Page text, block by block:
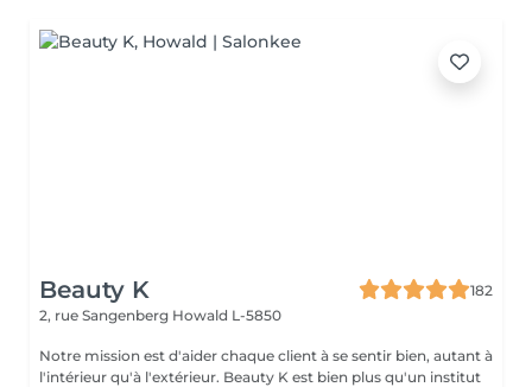
Beauty K
182
2, rue Sangenberg Howald L-5850
Notre mission est d'aider chaque client à se sentir bien, autant à
l'intérieur qu'à l'extérieur. Beauty K est bien plus qu'un institut